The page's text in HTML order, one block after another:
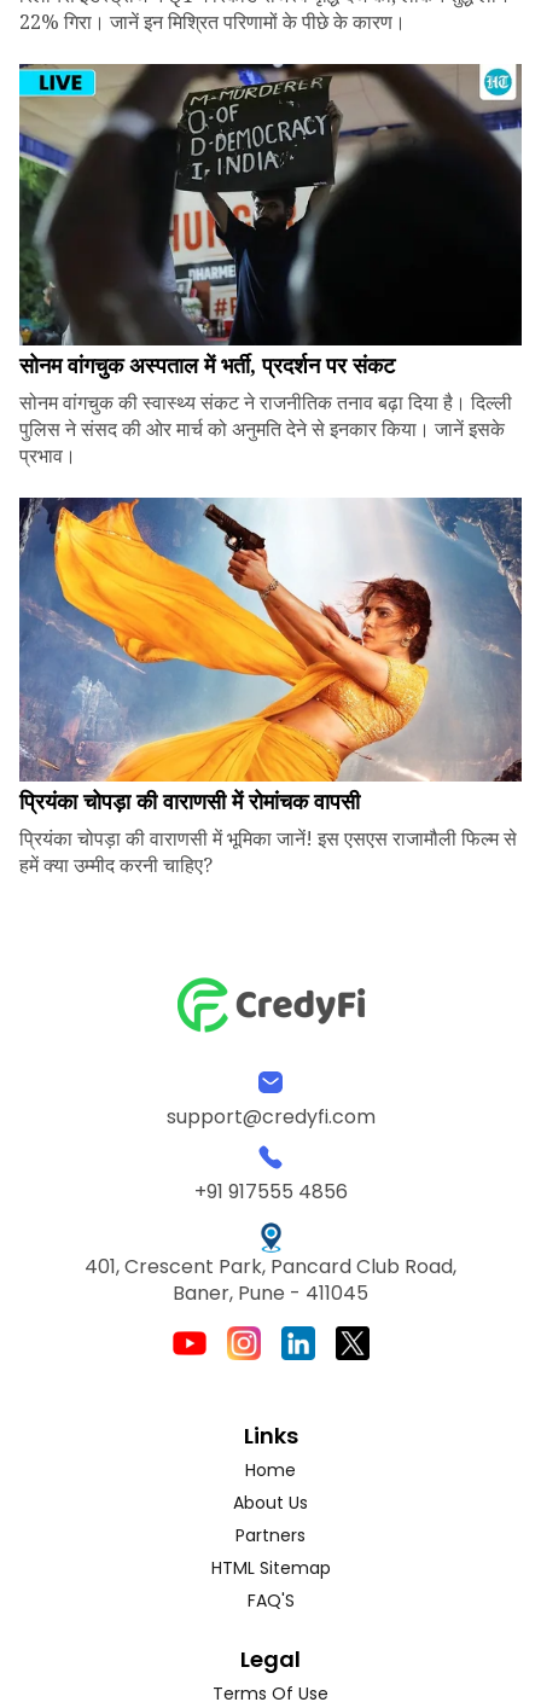
22% गिरा। जानें इन मिश्रित परिणामों के पीछे के कारण।
सोनम वांगचुक अस्पताल में भर्ती, प्रदर्शन पर संकट
सोनम वांगचुक की स्वास्थ्य संकट ने राजनीतिक तनाव बढ़ा दिया है। दिल्ली
पुलिस ने संसद की ओर मार्च को अनुमति देने से इनकार किया। जानें इसके
प्रभाव।
प्रियंका चोपड़ा की वाराणसी में रोमांचक वापसी
प्रियंका चोपड़ा की वाराणसी में भूमिका जानें! इस एसएस राजामौली फिल्म से
हमें क्या उम्मीद करनी चाहिए?
support@credyfi.com
+91 917555 4856
401, Crescent Park, Pancard Club Road,
Baner, Pune - 411045
Links
Home
About Us
Partners
HTML Sitemap
FAQ'S
Legal
Terms Of Use